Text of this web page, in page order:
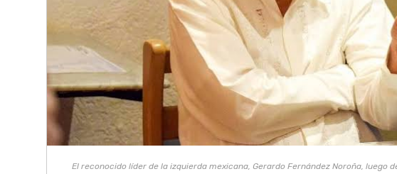
El reconocido líder de la izquierda mexicana, Gerardo Fernández Noroña, luego